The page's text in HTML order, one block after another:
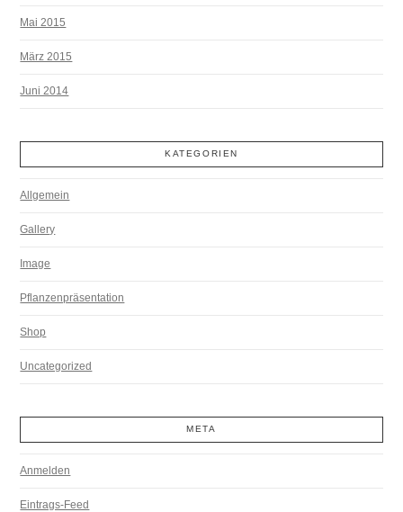
Mai 2015
März 2015
Juni 2014
KATEGORIEN
Allgemein
Gallery
Image
Pflanzenpräsentation
Shop
Uncategorized
META
Anmelden
Eintrags-Feed